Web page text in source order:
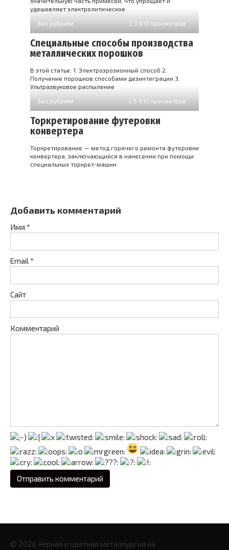
удешевляет электролитическое
Без рубрики
3 613 просмотров
Специальные способы производства
металлических порошков
В этой статье: 1. Электроэрозионный способ 2.
Получение порошков способами дезинтеграции 3.
Ультразвуковое распыление
Без рубрики
6 031 просмотров
Торкретирование футеровки
конвертера
Торкретирование — метод горячего ремонта футеровки
конвертера, заключающийся в нанесении при помощи
специальных торкрет-машин
Добавить комментарий
Имя *
Email*
Сайт
Комментарий
© 2026 Черная и цветная металлургия на